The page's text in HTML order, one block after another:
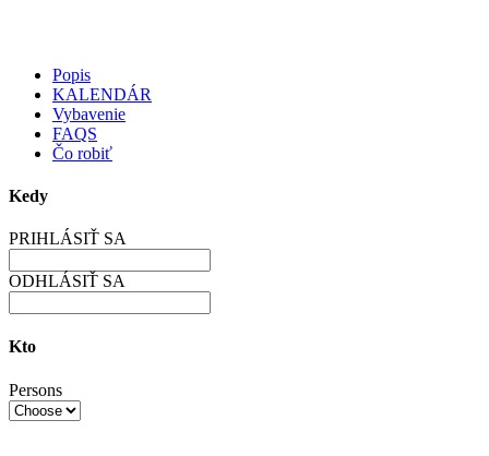
Popis
KALENDÁR
Vybavenie
FAQS
Čo robiť
Kedy
PRIHLÁSIŤ SA
ODHLÁSIŤ SA
Kto
Persons